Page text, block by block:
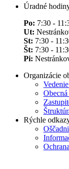
Úradné
Po: 7:30 -
Ut:
St: 7:30 -
Št: 7:30 -
Pi:
Organizácie
Obecná
Rýchle